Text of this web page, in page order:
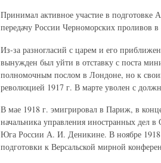
Принимал активное участие в подготовке
передачу России Черноморских проливов
Из-за разногласий с царем и его
вынужден был уйти в отставку с поста
полномочным послом в Лондоне, но к
революцией 1917 г. В марте уволен с
В мае 1918 г. эмигрировал в Париж, в
начальника управления иностранных
Юга России А. И. Деникине. В ноябре 1918
подготовки к Версальской мирной